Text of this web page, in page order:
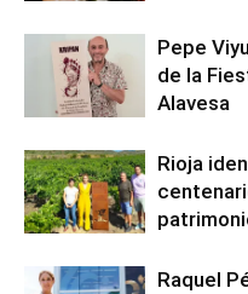
Pepe
de la
Alavesa
Rioja
Raquel